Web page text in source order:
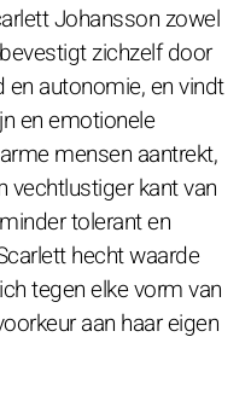
Johansson zowel
zichzelf door
en autonomie, en vindt
en emotionele
mensen aantrekt,
vechtlustiger kant van
tolerant en
hecht waarde
tegen elke vorm van
aan haar eigen